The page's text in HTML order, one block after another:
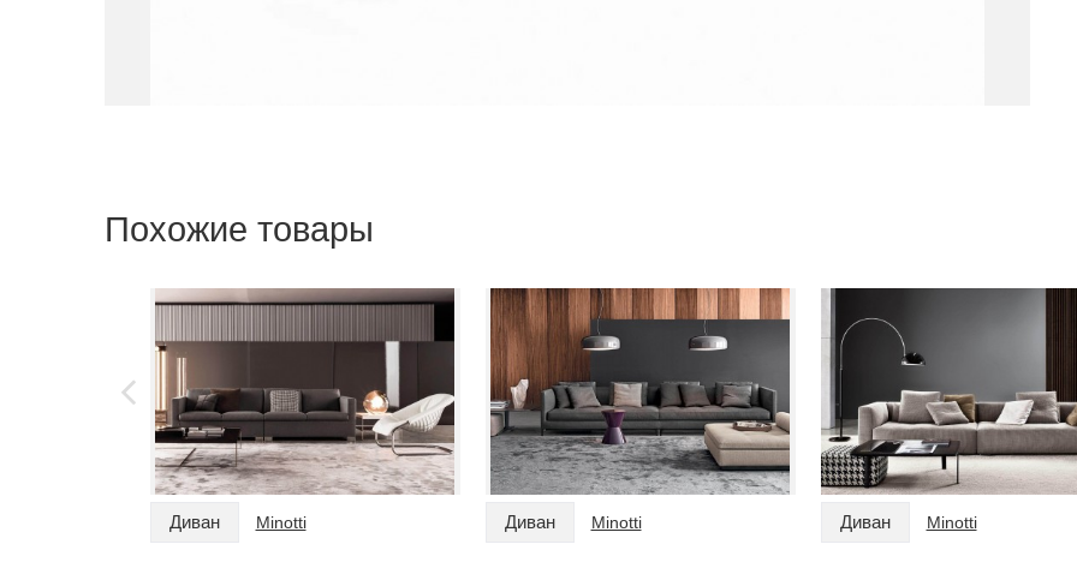
Похожие товары
Диван Minotti Диван Minotti Диван Minotti